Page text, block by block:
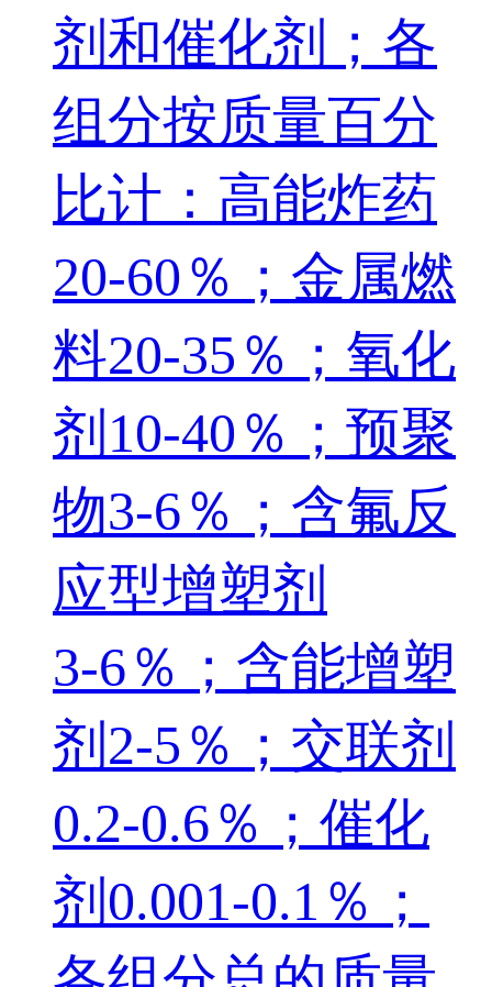
剂和催化剂；各
组分按质量百分
比计：高能炸药
20‑60％；金属燃
料20‑35％；氧化
剂10‑40％；预聚
物3‑6％；含氟反
应型增塑剂
3‑6％；含能增塑
剂2‑5％；交联剂
0.2‑0.6％；催化
剂0.001‑0.1％；